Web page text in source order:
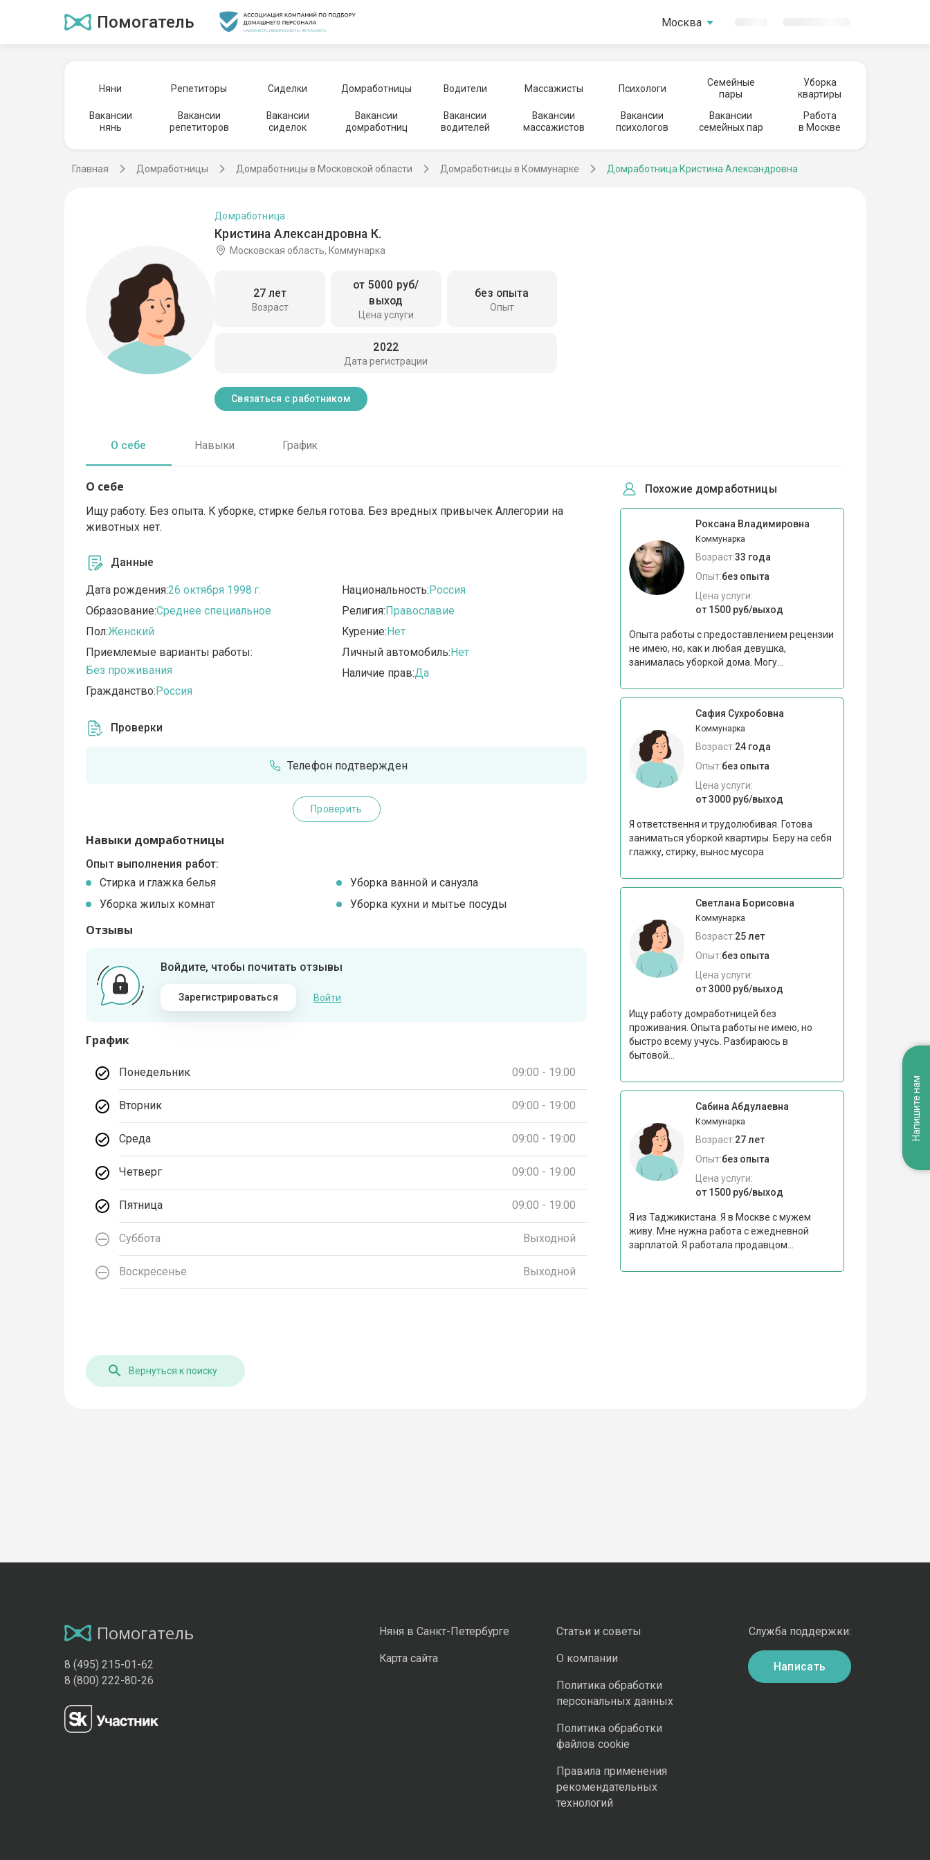
Помогатель Москва
Няни Репетиторы Сиделки Домработницы Водители Массажисты Психологи
Семейные
пары
Уборка
квартиры
Вакансии
нянь
Вакансии
репетиторов
Вакансии
сиделок
Вакансии
домработниц
Вакансии
водителей
Вакансии
массажистов
Вакансии
психологов
Вакансии
семейных пар
Работа
в Москве
Главная Домработницы Домработницы в Московской области Домработницы в Коммунарке Домработница Кристина Александровна
Кристина Александровна К.
Домработница
Московская область, Коммунарка
Возраст
27 лет
Цена услуги
от 5000 руб/
выход
Опыт
без опыта
Дата регистрации
2022
Связаться с работником
О себе Навыки График
О себе
Ищу работу. Без опыта. К уборке, стирке белья готова. Без вредных привычек Аллегории на
животных нет.
Данные
Дата рождения:26 октября 1998 г.
Образование:Среднее специальное
Пол:Женский
Приемлемые варианты работы:
Без проживания
Гражданство:Россия
Национальность:Россия
Религия:Православие
Курение:Нет
Личный автомобиль:Нет
Наличие прав:Да
Проверки
Телефон подтвержден
Проверить
Навыки домработницы
Опыт выполнения работ:
Стирка и глажка белья
Уборка ванной и санузла
Уборка жилых комнат
Уборка кухни и мытье посуды
Отзывы
Войдите, чтобы почитать отзывы
Зарегистрироваться Войти
График
Понедельник 09:00 - 19:00
Вторник 09:00 - 19:00
Среда 09:00 - 19:00
Четверг 09:00 - 19:00
Пятница 09:00 - 19:00
Суббота Выходной
Воскресенье Выходной
Похожие домработницы
Роксана Владимировна
Коммунарка
Возраст:33 года
Опыт:без опыта
Цена услуги:
от 1500 руб/выход
Опыта работы с предоставлением рецензии
не имею, но, как и любая девушка,
занималась уборкой дома. Могу...
Сафия Сухробовна
Коммунарка
Возраст:24 года
Опыт:без опыта
Цена услуги:
от 3000 руб/выход
Я ответствення и трудолюбивая. Готова
заниматься уборкой квартиры. Беру на себя
глажку, стирку, вынос мусора
Светлана Борисовна
Коммунарка
Возраст:25 лет
Опыт:без опыта
Цена услуги:
от 3000 руб/выход
Ищу работу домработницей без
проживания. Опыта работы не имею, но
быстро всему учусь. Разбираюсь в
бытовой...
Сабина Абдулаевна
Коммунарка
Возраст:27 лет
Опыт:без опыта
Цена услуги:
от 1500 руб/выход
Я из Таджикистана. Я в Москве с мужем
живу. Мне нужна работа с ежедневной
зарплатой. Я работала продавцом...
Вернуться к поиску
Помогатель
8 (495) 215-01-62
8 (800) 222-80-26
Няня в Санкт-Петербурге
Карта сайта
Статьи и советы
О компании
Политика обработки
персональных данных
Политика обработки
файлов cookie
Правила применения
рекомендательных
технологий
Служба поддержки:
Написать
Напишите нам